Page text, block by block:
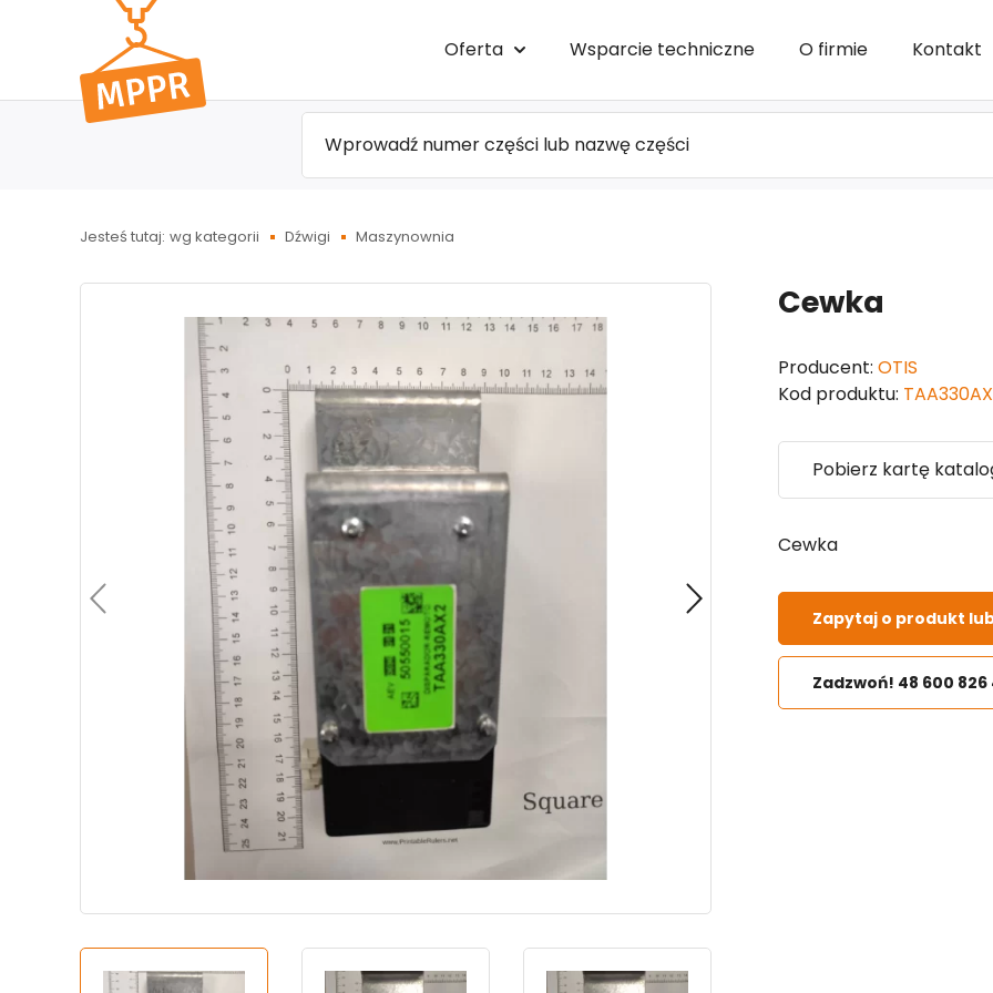
do menu
głównego
Oferta Wsparcie techniczne O firmie Kontakt
Jesteś tutaj: wg kategorii Dźwigi Maszynownia
Cewka
Producent: OTIS
Kod produktu:
Pobierz kartę
Cewka
Zapytaj o produkt
Zadzwoń! 48 600 826